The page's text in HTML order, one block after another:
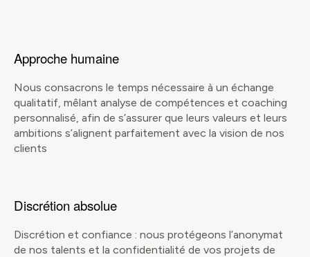
Approche humaine
Nous consacrons le temps nécessaire à un échange
qualitatif, mêlant analyse de compétences et coaching
personnalisé, afin de s’assurer que leurs valeurs et leurs
ambitions s’alignent parfaitement avec la vision de nos
clients
Discrétion absolue
Discrétion et confiance : nous protégeons l’anonymat
de nos talents et la confidentialité de vos projets de